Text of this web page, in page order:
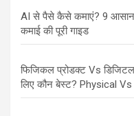
AI से पैसे कैसे कमाएं? 9
कमाई की पूरी गाइड
फिजिकल प्रोडक्ट Vs
लिए कौन बेस्ट? Physical